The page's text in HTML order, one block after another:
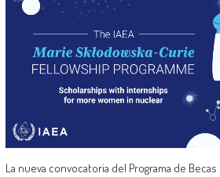
La nueva convocatoria del Programa de